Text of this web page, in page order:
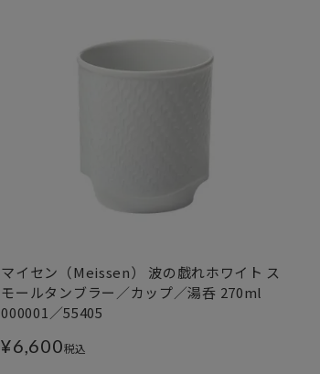
マイセン（Meissen） 波の戯れホワイト ス
モールタンブラー／カップ／湯呑 270ml
000001／55405
¥6,600税込